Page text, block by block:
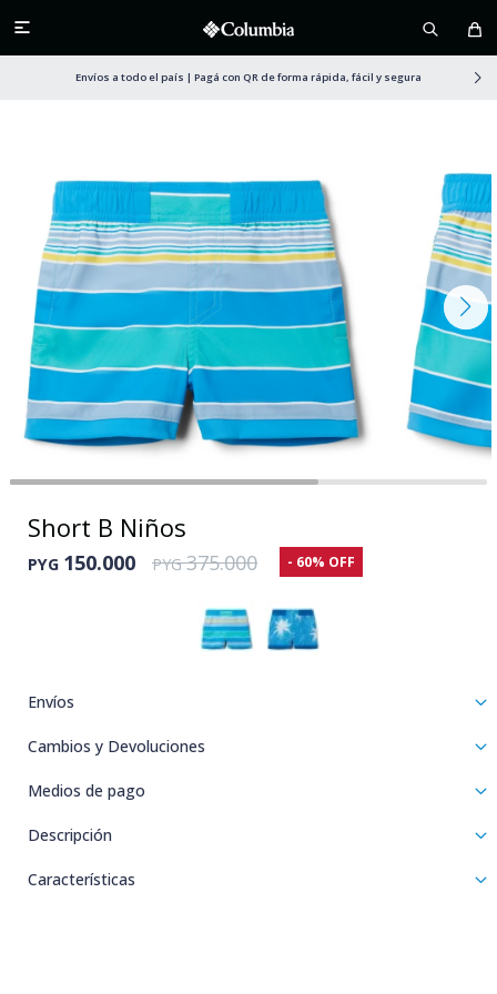

Envíos a todo el país | Pagá con QR de forma rápida, fácil y segura
Short B Niños
PYG 150.000 PYG 375.000 60
Envíos
Cambios y Devoluciones
Medios de pago
Descripción
Características